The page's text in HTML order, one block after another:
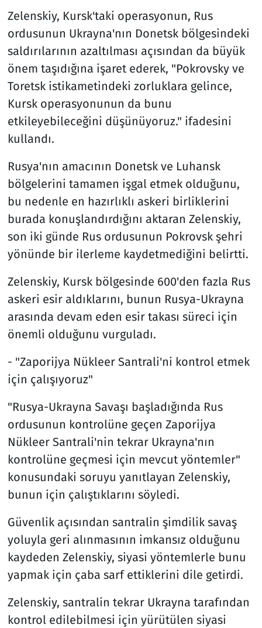
Zelenskiy, Kursk'taki operasyonun, Rus
ordusunun Ukrayna'nın Donetsk bölgesindeki
saldırılarının azaltılması açısından da büyük
önem taşıdığına işaret ederek, "Pokrovsky ve
Toretsk istikametindeki zorluklara gelince,
Kursk operasyonunun da bunu
etkileyebileceğini düşünüyoruz." ifadesini
kullandı.
Rusya'nın amacının Donetsk ve Luhansk
bölgelerini tamamen işgal etmek olduğunu,
bu nedenle en hazırlıklı askeri birliklerini
burada konuşlandırdığını aktaran Zelenskiy,
son iki günde Rus ordusunun Pokrovsk şehri
yönünde bir ilerleme kaydetmediğini belirtti.
Zelenskiy, Kursk bölgesinde 600'den fazla Rus
askeri esir aldıklarını, bunun Rusya-Ukrayna
arasında devam eden esir takası süreci için
önemli olduğunu vurguladı.
- "Zaporijya Nükleer Santrali'ni kontrol etmek
için çalışıyoruz"
"Rusya-Ukrayna Savaşı başladığında Rus
ordusunun kontrolüne geçen Zaporijya
Nükleer Santrali'nin tekrar Ukrayna'nın
kontrolüne geçmesi için mevcut yöntemler"
konusundaki soruyu yanıtlayan Zelenskiy,
bunun için çalıştıklarını söyledi.
Güvenlik açısından santralin şimdilik savaş
yoluyla geri alınmasının imkansız olduğunu
kaydeden Zelenskiy, siyasi yöntemlerle bunu
yapmak için çaba sarf ettiklerini dile getirdi.
Zelenskiy, santralin tekrar Ukrayna tarafından
kontrol edilebilmesi için yürütülen siyasi